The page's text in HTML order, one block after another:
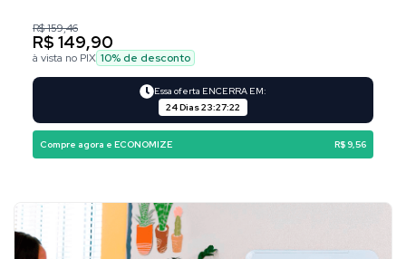
R$ 159,46
R$ 149,90
à vista no PIX 10% de desconto
Essa oferta ENCERRA EM:
24 Dias 23:27:21
Compre agora e ECONOMIZE R$ 9,56